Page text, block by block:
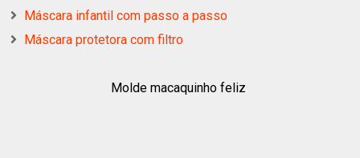
Máscara infantil com passo a passo
Máscara protetora com filtro
Molde macaquinho feliz